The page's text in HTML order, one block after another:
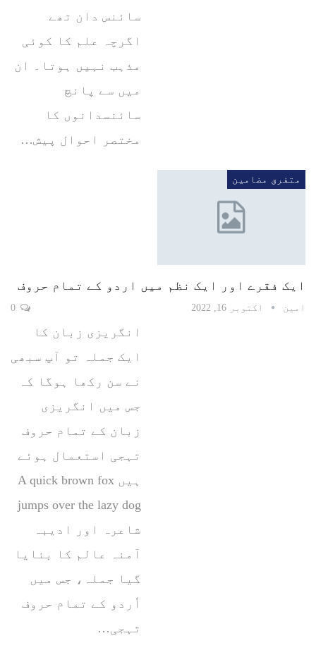
سائنس دان تھے
اگرچہ علم کا کوئی
مذہب نہیں ہوتا۔ ان
میں سے پانچ
سائنسدانوں کا
مختصر احوال پیش…
متفرق مضامین
ایک فقرے اور ایک نظم میں اردو کے تمام حروف
امین اکتوبر 16, 2022
انگریزی زبان کا
ایک جملہ تو آپ سبھی
نے سن رکھا ہوگا کہ
جس میں انگریزی
زبان کے تمام حروف
تہجی استعمال ہوئے
ہیں A quick brown fox
jumps over the lazy dog
شاعرہ اور ادیبہ
آمنہ عالم کا بنایا
گیا جملہ، جس میں
اُردو کے تمام حروف
تہجی…